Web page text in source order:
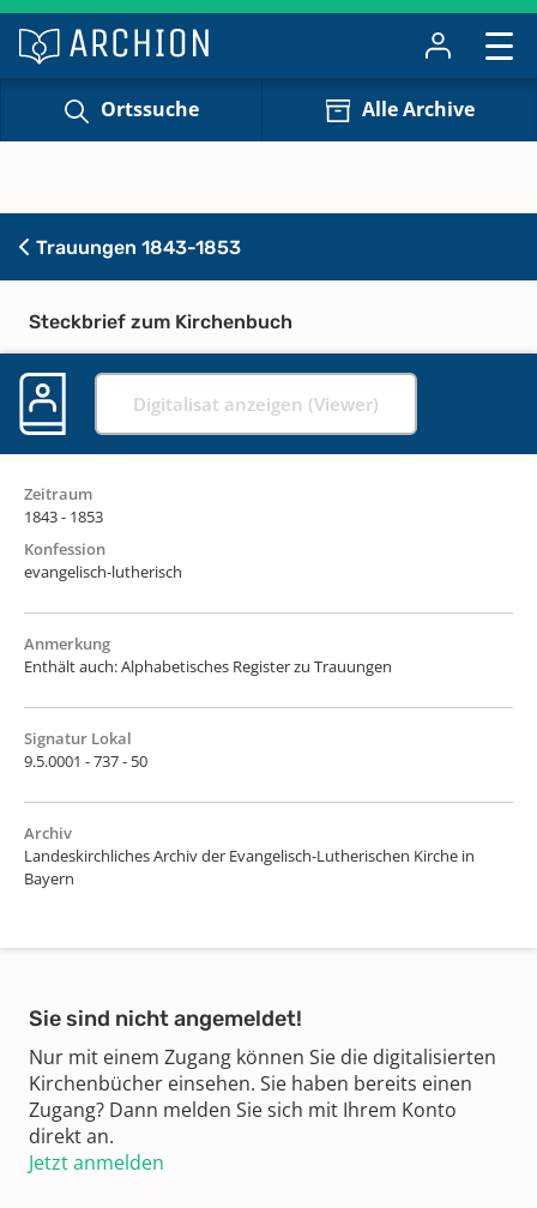
Ortssuche Alle Archive
Trauungen 1843-1853
Steckbrief zum Kirchenbuch
Digitalisat anzeigen (Viewer)
Zeitraum
1843 - 1853
Konfession
evangelisch-lutherisch
Anmerkung
Enthält auch: Alphabetisches Register zu Trauungen
Signatur Lokal
9.5.0001 - 737 - 50
Archiv
Landeskirchliches Archiv der Evangelisch-Lutherischen Kirche in
Bayern
Sie sind nicht angemeldet!
Nur mit einem Zugang können Sie die digitalisierten
Kirchenbücher einsehen. Sie haben bereits einen
Zugang? Dann melden Sie sich mit Ihrem Konto
direkt an.
Jetzt anmelden